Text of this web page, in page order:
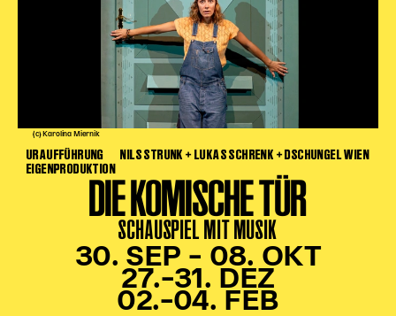
(c) Karolina Miernik
URAUFFÜHRUNG
EIGENPRODUKTION
NILS STRUNK + LUKAS SCHRENK + DSCHUNGEL WIEN
DIE KOMISCHE TÜR
SCHAUSPIEL MIT MUSIK
30. SEP – 08. OKT
27.–31. DEZ
02.–04. FEB